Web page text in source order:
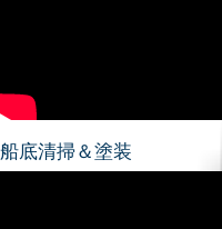
船底清掃＆塗装